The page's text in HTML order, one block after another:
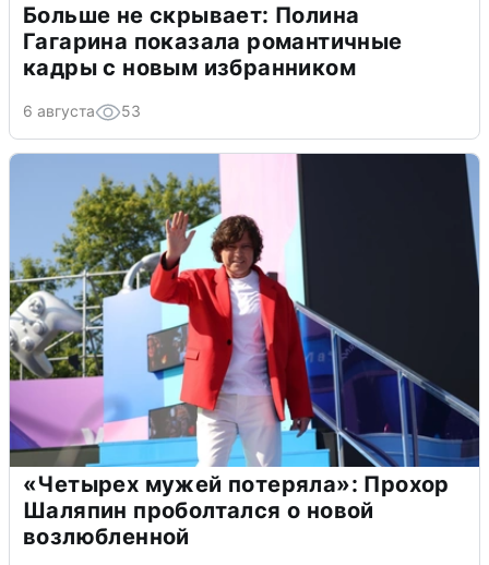
Больше не скрывает: Полина
Гагарина показала романтичные
кадры с новым избранником
6 августа 53
«Четырех мужей потеряла»: Прохор
Шаляпин проболтался о новой
возлюбленной